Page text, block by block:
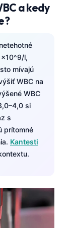
a kedy
l,
mívajú
WBC na
WBC
si
s
prítomné
Kantesti